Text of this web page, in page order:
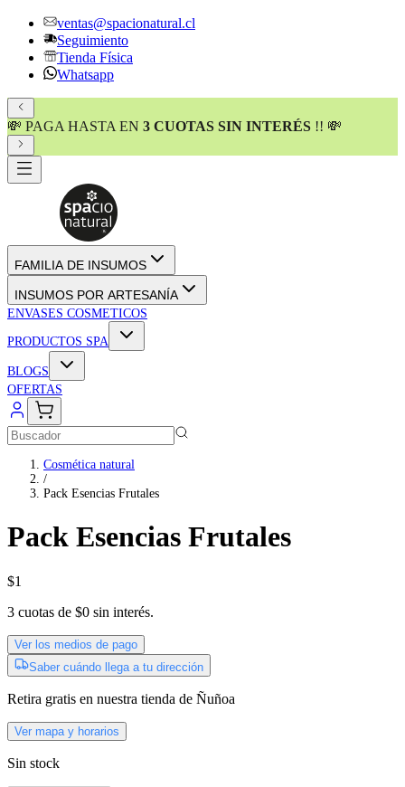
ventas@spacionatural.cl
Seguimiento
Tienda Física
Whatsapp
💸 PAGA HASTA EN 3 CUOTAS SIN INTERÉS !! 💸
FAMILIA DE INSUMOS
INSUMOS POR ARTESANÍA
ENVASES COSMETICOS
PRODUCTOS SPA
BLOGS
OFERTAS
Cosmética natural
/
Pack Esencias Frutales
Pack Esencias Frutales
$1
3 cuotas de $0 sin interés.
Ver los medios de pago
Saber cuándo llega a tu dirección
Retira gratis en nuestra tienda de Ñuñoa
Ver mapa y horarios
Sin stock